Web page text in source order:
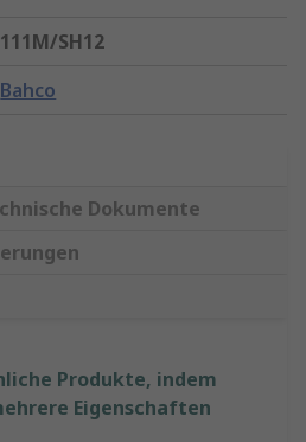
111M/SH12
Bahco
Dokumente
Produkte, indem
Eigenschaften